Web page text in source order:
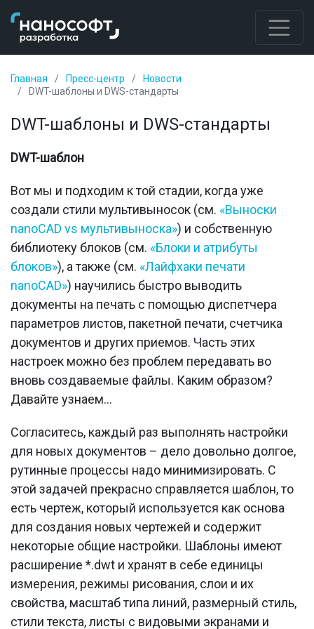
Главная Пресс-центр
Новости
DWT-шаблоны и DWS-стандарты
DWT-шаблоны и DWS-стандарты
DWT-шаблон
Вот мы и подходим к той стадии, когда уже
создали стили мультивыносок (см. «Выноски
nanoCAD vs мультивыноска») и собственную
библиотеку блоков (см. «Блоки и атрибуты
блоков»), а также (см. «Лайфхаки печати
nanoCAD») научились быстро выводить
документы на печать с помощью диспетчера
параметров листов, пакетной печати, счетчика
документов и других приемов. Часть этих
настроек можно без проблем передавать во
вновь создаваемые файлы. Каким образом?
Давайте узнаем…
Согласитесь, каждый раз выполнять настройки
для новых документов – дело довольно долгое,
рутинные процессы надо минимизировать. С
этой задачей прекрасно справляется шаблон, то
есть чертеж, который используется как основа
для создания новых чертежей и содержит
некоторые общие настройки. Шаблоны имеют
расширение *.dwt и хранят в себе единицы
измерения, режимы рисования, слои и их
свойства, масштаб типа линий, размерный стиль,
стили текста, листы с видовыми экранами и